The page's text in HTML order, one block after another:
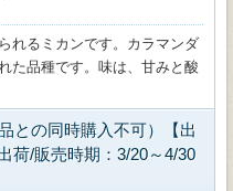
れるミカンです。カラマンダ
た品種です。味は、甘みと酸
との同時購入不可）【出
荷/販売時期：3/20～4/30